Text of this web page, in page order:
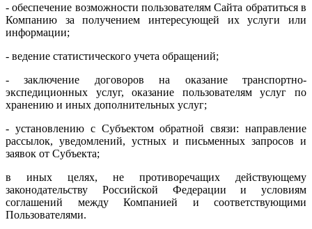
- обеспечение возможности пользователям Сайта обратиться в
Компанию за получением интересующей их услуги или
информации;
- ведение статистического учета обращений;
- заключение договоров на оказание транспортно-
экспедиционных услуг, оказание пользователям услуг по
хранению и иных дополнительных услуг;
- установлению с Субъектом обратной связи: направление
рассылок, уведомлений, устных и письменных запросов и
заявок от Субъекта;
в иных целях, не противоречащих действующему
законодательству Российской Федерации и условиям
соглашений между Компанией и соответствующими
Пользователями.